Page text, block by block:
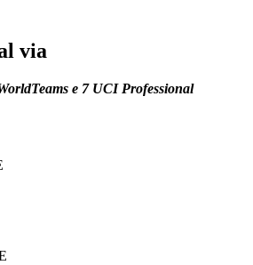
via
e 7 UCI Professional